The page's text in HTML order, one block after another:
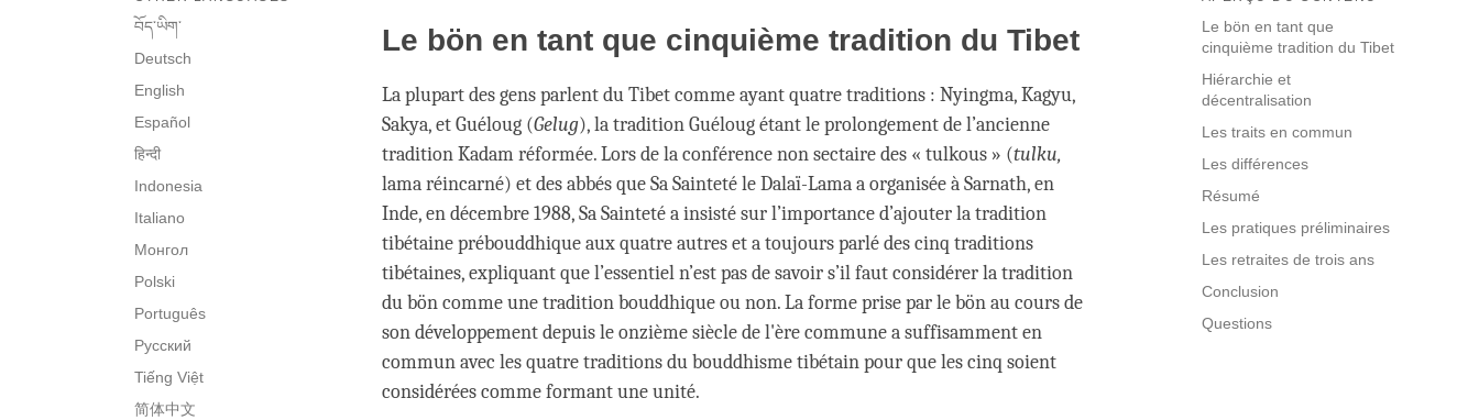
facebook
Le bön en tant que
cinquième tradition du Tibet
Hiérarchie et
décentralisation
Les traits en commun
Les différences
Résumé
Les pratiques préliminaires
Les retraites de trois ans
Conclusion
Questions
བོད་ཡིག་
Deutsch
English
Español
हिन्दी
Indonesia
Italiano
Монгол
Polski
Português
Русский
Tiếng Việt
简体中文
Le bön en tant que cinquième tradition du Tibet
La plupart des gens parlent du Tibet comme ayant quatre traditions : Nyingma, Kagyu,
Sakya, et Guéloug (Gelug), la tradition Guéloug étant le prolongement de l’ancienne
tradition Kadam réformée. Lors de la conférence non sectaire des « tulkous » (tulku,
lama réincarné) et des abbés que Sa Sainteté le Dalaï-Lama a organisée à Sarnath, en
Inde, en décembre 1988, Sa Sainteté a insisté sur l’importance d’ajouter la tradition
tibétaine prébouddhique aux quatre autres et a toujours parlé des cinq traditions
tibétaines, expliquant que l’essentiel n’est pas de savoir s’il faut considérer la tradition
du bön comme une tradition bouddhique ou non. La forme prise par le bön au cours de
son développement depuis le onzième siècle de l'ère commune a suffisamment en
commun avec les quatre traditions du bouddhisme tibétain pour que les cinq soient
considérées comme formant une unité.